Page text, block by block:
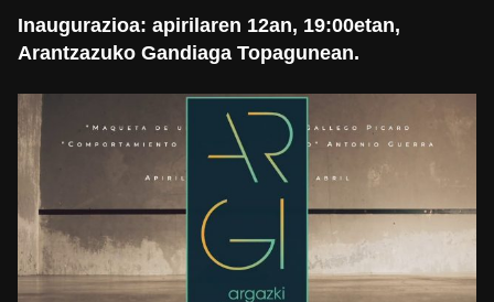
Inaugurazioa: apirilaren 12an, 19:00etan,
Arantzazuko Gandiaga Topagunean.